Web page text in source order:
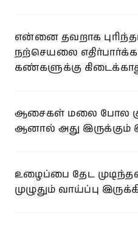
என்னை தவறாக
நற்செயலை
கண்களுக்கு
ஆசைகள் மலை போல
ஆனால் அது இருக்கும்
உழைப்பை தேட
முழுதும் வாய்ப்பு